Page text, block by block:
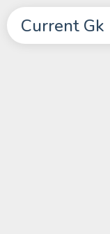
Current Gk